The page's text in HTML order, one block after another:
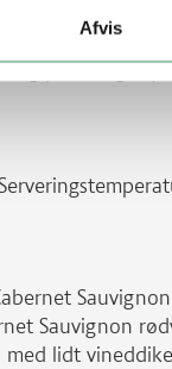
Afvis
vand. Kog ved
er kogt helt
og peber og
Sauvignon
med lidt vineddike